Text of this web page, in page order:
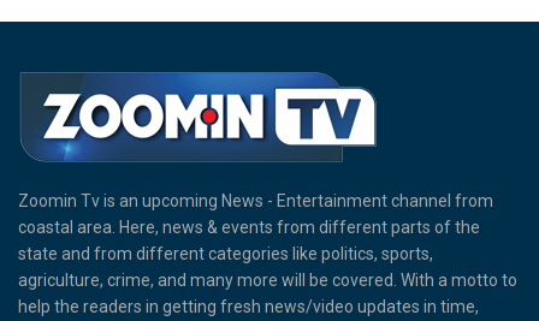
Zoomin Tv is an upcoming News - Entertainment channel from
coastal area. Here, news & events from different parts of the
state and from different categories like politics, sports,
agriculture, crime, and many more will be covered. With a motto to
help the readers in getting fresh news/video updates in time,